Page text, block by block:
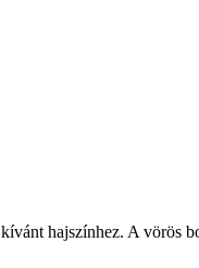
hajszínhez. A vörös